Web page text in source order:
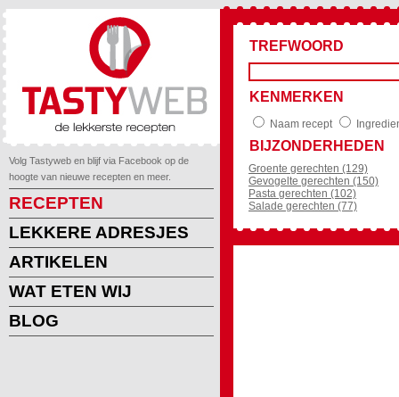
Volg Tastyweb en blijf via Facebook op de
hoogte van nieuwe recepten en meer.
RECEPTEN
LEKKERE ADRESJES
ARTIKELEN
WAT ETEN WIJ
BLOG
TREFWOORD
KENMERKEN
Naam recept
BIJZONDERHEDEN
Groente gerechten (129)
Gevogelte gerechten (150)
Pasta gerechten (102)
Salade gerechten (77)